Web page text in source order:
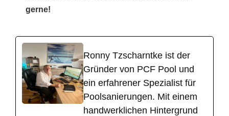
gerne!
Ronny Tzscharntke ist der
Gründer von PCF Pool und
ein erfahrener Spezialist für
Poolsanierungen. Mit einem
handwerklichen Hintergrund